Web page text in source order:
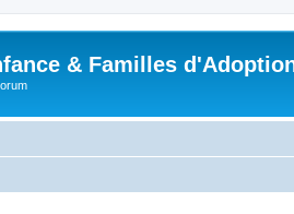
& Familles